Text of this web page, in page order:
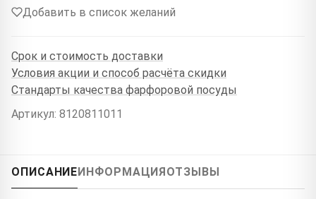
Добавить в список желаний
Срок и стоимость доставки
Условия акции и способ расчёта скидки
Стандарты качества фарфоровой посуды
Артикул: 8120811011
ОПИСАНИЕИНФОРМАЦИЯОТЗЫВЫ